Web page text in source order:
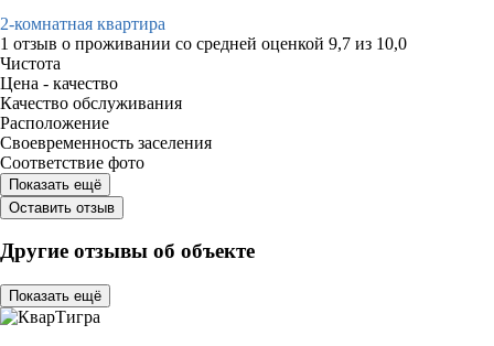
2-комнатная квартира
1 отзыв о проживании со средней оценкой 9,7 из 10,0
Чистота
Цена - качество
Качество обслуживания
Расположение
Своевременность заселения
Соответствие фото
Показать ещё
Оставить отзыв
Другие отзывы об объекте
Показать ещё